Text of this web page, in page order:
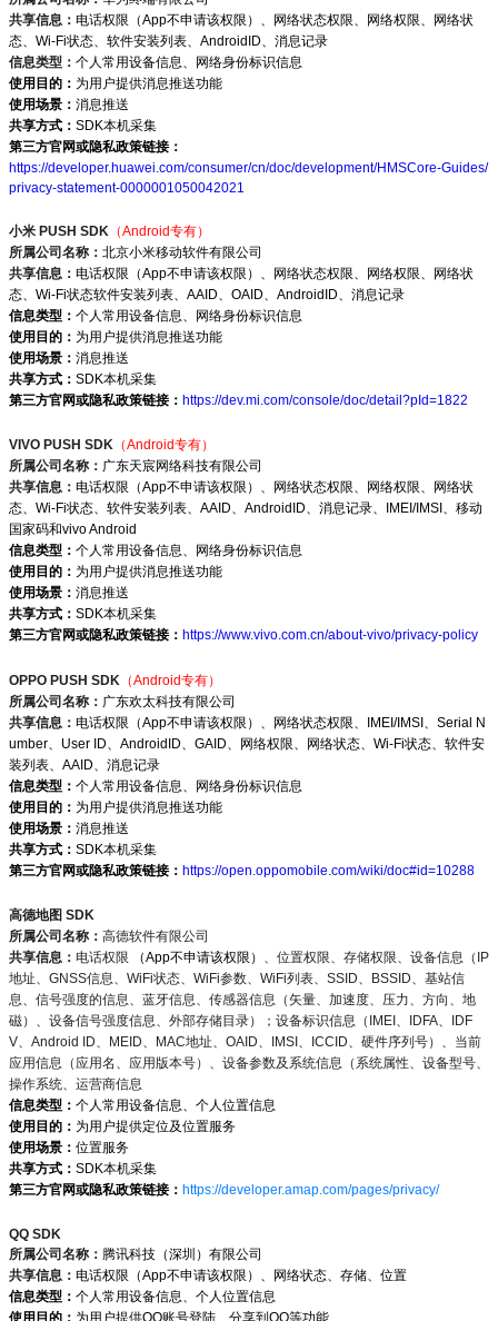
共享信息： 电话权限（App不申请该权限）、网络状态权限、网络权限、网络状
态、Wi-Fi状态、软件安装列表、AndroidID、消息记录
信息类型： 个人常用设备信息、网络身份标识信息
使用目的： 为用户提供消息推送功能
使用场景： 消息推送
共享方式： SDK本机采集
第三方官网或隐私政策链接：
https://developer.huawei.com/consumer/cn/doc/development/HMSCore-Guides/
privacy-statement-0000001050042021
小米 PUSH SDK （Android专有）
所属公司名称： 北京小米移动软件有限公司
共享信息： 电话权限（App不申请该权限）、网络状态权限、网络权限、网络状
态、Wi-Fi状态软件安装列表、AAID、OAID、AndroidID、消息记录
信息类型： 个人常用设备信息、网络身份标识信息
使用目的： 为用户提供消息推送功能
使用场景： 消息推送
共享方式： SDK本机采集
第三方官网或隐私政策链接： https://dev.mi.com/console/doc/detail?pId=1822
VIVO PUSH SDK （Android专有）
所属公司名称： 广东天宸网络科技有限公司
共享信息： 电话权限（App不申请该权限）、网络状态权限、网络权限、网络状
态、Wi-Fi状态、软件安装列表、AAID、AndroidID、消息记录、IMEI/IMSI、移动
国家码和vivo Android
信息类型： 个人常用设备信息、网络身份标识信息
使用目的： 为用户提供消息推送功能
使用场景： 消息推送
共享方式： SDK本机采集
第三方官网或隐私政策链接： https://www.vivo.com.cn/about-vivo/privacy-policy
OPPO PUSH SDK （Android专有）
所属公司名称： 广东欢太科技有限公司
共享信息： 电话权限（App不申请该权限）、网络状态权限、IMEI/IMSI、Serial N
umber、User ID、AndroidID、GAID、网络权限、网络状态、Wi-Fi状态、软件安
装列表、AAID、消息记录
信息类型： 个人常用设备信息、网络身份标识信息
使用目的： 为用户提供消息推送功能
使用场景： 消息推送
共享方式： SDK本机采集
第三方官网或隐私政策链接： https://open.oppomobile.com/wiki/doc#id=10288
高德地图 SDK
所属公司名称： 高德软件有限公司
共享信息： 电话权限 （App不申请该权限） 、位置权限、存储权限、设备信息（IP
地址、GNSS信息、WiFi状态、WiFi参数、WiFi列表、SSID、BSSID、基站信
息、信号强度的信息、蓝牙信息、传感器信息（矢量、加速度、压力、方向、地
磁）、设备信号强度信息、外部存储目录）；设备标识信息（IMEI、IDFA、IDF
V、Android ID、MEID、MAC地址、OAID、IMSI、ICCID、硬件序列号）、当前
应用信息（应用名、应用版本号）、设备参数及系统信息（系统属性、设备型号、
操作系统、运营商信息
信息类型： 个人常用设备信息、个人位置信息
使用目的： 为用户提供定位及位置服务
使用场景： 位置服务
共享方式： SDK本机采集
第三方官网或隐私政策链接： https://developer.amap.com/pages/privacy/
QQ SDK
所属公司名称： 腾讯科技（深圳）有限公司
共享信息： 电话权限（App不申请该权限）、网络状态、存储、位置
信息类型： 个人常用设备信息、个人位置信息